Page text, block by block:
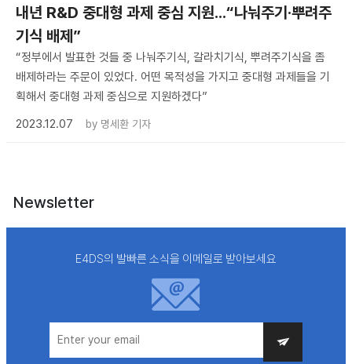
내년 R&D 중대형 과제 중심 지원...“나눠주기·뿌려주
기식 배제”
“정부에서 발표한 것들 중 나눠주기식, 갈라치기식, 뿌려주기식을 좀
배제하라는 주문이 있었다. 어떤 목적성을 가지고 중대형 과제들을 기
획해서 중대형 과제 중심으로 지원하겠다”
2023.12.07
by 명세환 기자
Newsletter
E4DS의 발빠른 소식을 이메일로 받아보세요